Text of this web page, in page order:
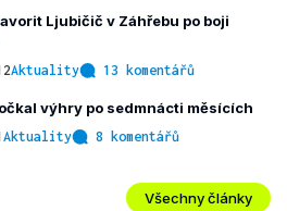
Ljubičič v Záhřebu po boji
Aktuality 13 komentářů
výhry po sedmnácti měsících
Aktuality 8 komentářů
Všechny články